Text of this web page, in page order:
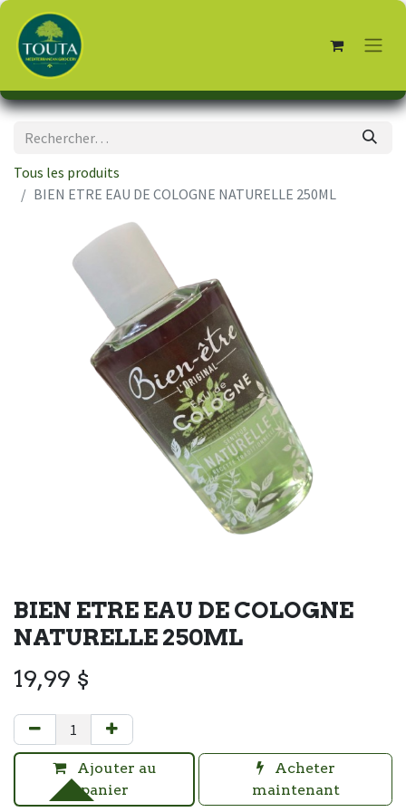
Tous les produits
BIEN ETRE EAU DE COLOGNE NATURELLE 250ML
BIEN ETRE EAU DE COLOGNE
NATURELLE 250ML
19,99 $
Ajouter au
panier
Acheter
maintenant